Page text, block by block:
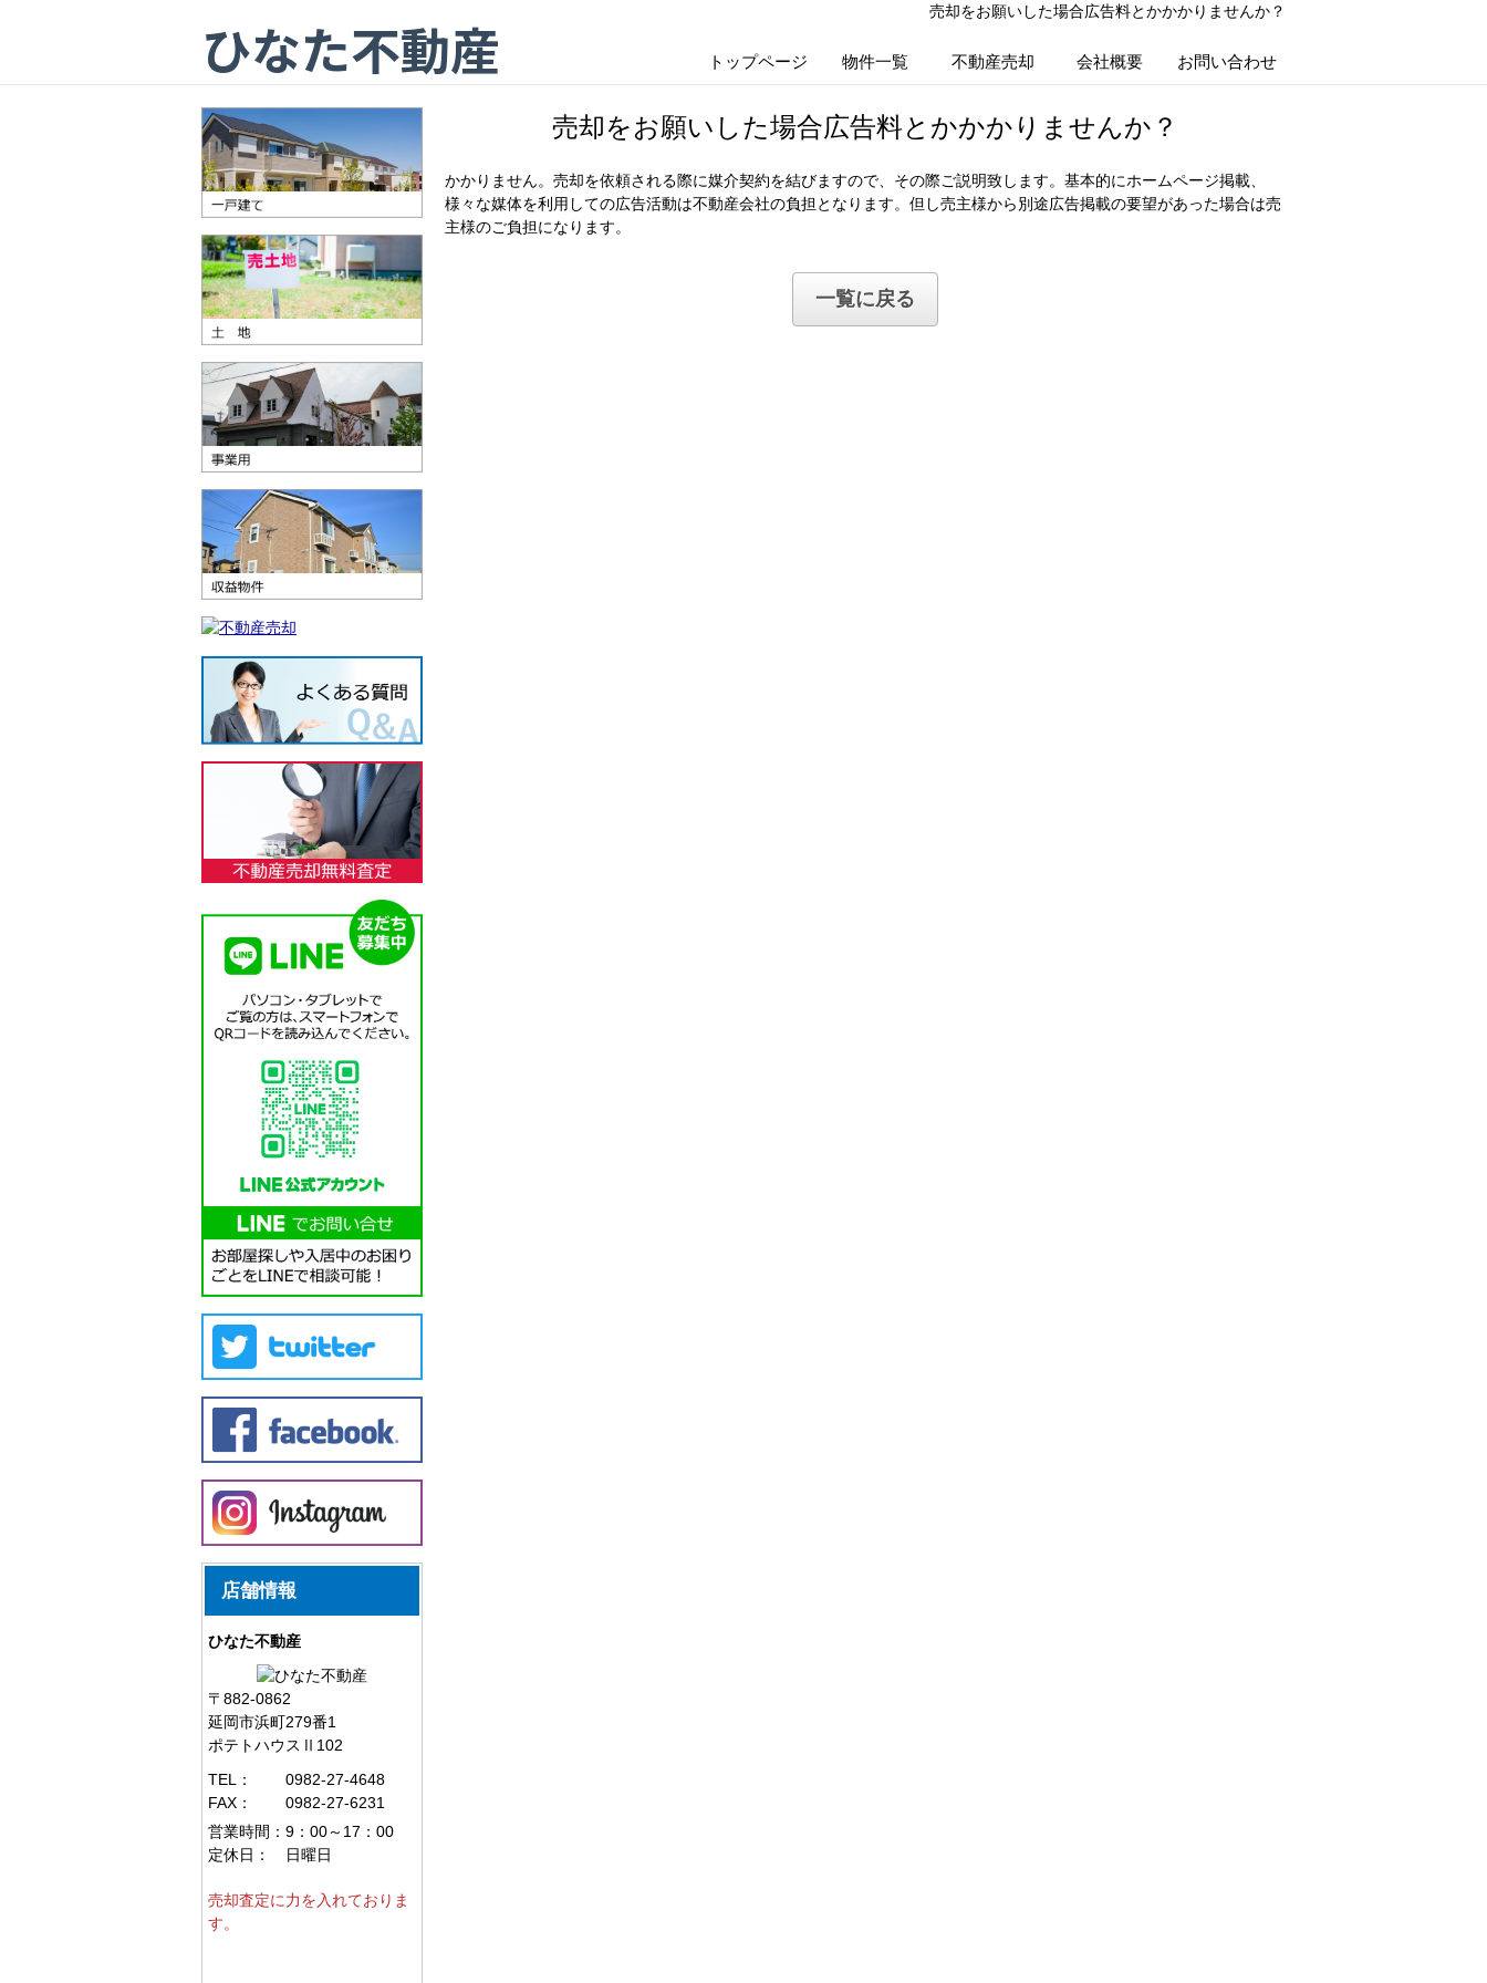
売却をお願いした場合広告料とかかかりませんか？
ひなた不動産 トップページ 物件一覧 不動産売却 会社概要 お問い合わせ
店舗情報
ひなた不動産
〒882-0862
延岡市浜町279番1
ポテトハウスⅡ102
TEL：
0982-27-4648
FAX：
0982-27-6231
営業時間： 9：00～17：00
定休日：
日曜日
売却査定に力を入れておりま
す。
売却をお願いした場合広告料とかかかりませんか？
かかりません。売却を依頼される際に媒介契約を結びますので、その際ご説明致します。基本的にホームページ掲載、
様々な媒体を利用しての広告活動は不動産会社の負担となります。但し売主様から別途広告掲載の要望があった場合は売
主様のご負担になります。
一覧に戻る